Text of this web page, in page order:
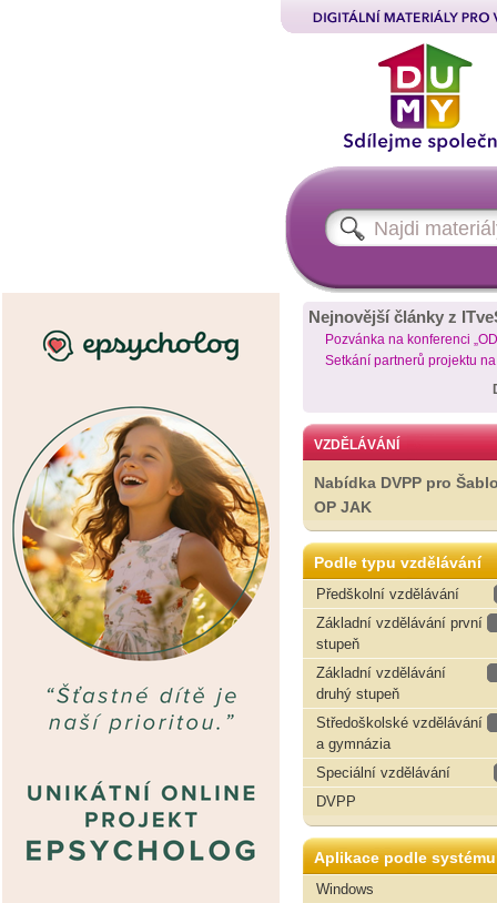
Nejnovější články z
Pozvánka na konferenci
Setkání partnerů projektu
VZDĚLÁVÁNÍ
Nabídka DVPP pro
OP JAK
Podle typu vzdělávání
Předškolní vzdělávání
Základní vzdělávání první
stupeň
Základní vzdělávání
druhý stupeň
Středoškolské vzdělávání
a gymnázia
Speciální vzdělávání
DVPP
Aplikace podle systému
Windows